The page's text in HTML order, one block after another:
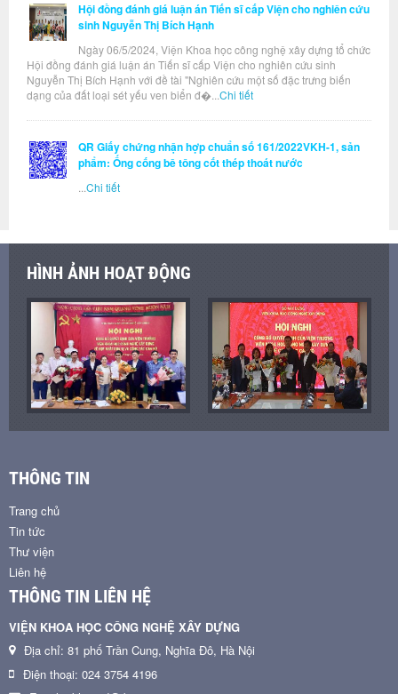
Hội đồng đánh giá luận án Tiến sĩ cấp Viện cho nghiên cứu
sinh Nguyễn Thị Bích Hạnh
Ngày 06/5/2024, Viện Khoa học công nghệ xây dựng tổ chức
Hội đồng đánh giá luận án Tiến sĩ cấp Viện cho nghiên cứu sinh
Nguyễn Thị Bích Hạnh với đề tài "Nghiên cứu một số đặc trưng biến
dạng của đất loại sét yếu ven biển đ�... Chi tiết
QR Giấy chứng nhận hợp chuẩn số 161/2022VKH-1, sản
phẩm: Ống cống bê tông cốt thép thoát nước
Chi tiết
HÌNH ẢNH HOẠT ĐỘNG
THÔNG TIN
Trang chủ
Tin tức
Thư viện
Liên hệ
THÔNG TIN LIÊN HỆ
VIỆN KHOA HỌC CÔNG NGHỆ XÂY DỰNG
Địa chỉ: 81 phố Trần Cung, Nghĩa Đô, Hà Nội
Điện thoại: 024 3754 4196